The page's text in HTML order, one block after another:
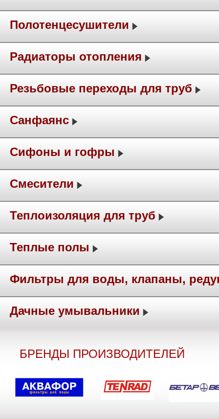
Полотенцесушители
Радиаторы отопления
Резьбовые переходы для труб
Санфаянс
Сифоны и гофры
Смесители
Теплоизоляция для труб
Теплые полы
Фильтры для воды, клапаны,
Дачные умывальники
БРЕНДЫ ПРОИЗВОДИТЕЛЕЙ